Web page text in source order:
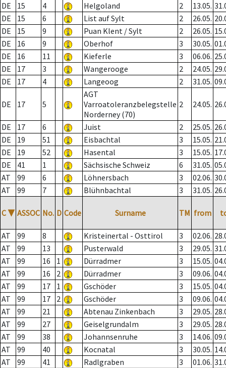
DE
15 4 Helgoland 2 13.05.
DE
15 6 List auf Sylt 2 26.05.
DE
15 9 Puan Klent / Sylt 2 26.05.
DE
16 9 Oberhof 3 30.05.
DE
16 11 Kieferle 3 06.06.
DE
17 3 Wangerooge 2 24.05.
DE
17 4 Langeoog 2 31.05.
DE 17 5
AGT
Varroatoleranzbelegstelle
Norderney (70)
2 24.05.
DE 17 6 Juist 2 25.05.
DE
19 51 Eisbachtal 3 15.05.
DE
19 52 Hasental 3 15.05.
DE
41 1 Sächsische Schweiz 6 31.05.
AT
99 6 Löhnersbach 3 02.06.
AT
99 7 Blühnbachtal 3 31.05.
C ▼ ASSOC No. D Code Surname TM from
AT 99 8 Kristeinertal - Osttirol 3 02.06.
AT
99 13 Pusterwald 3 29.05.
AT
99 16 1 Dürradmer 3 15.05.
AT
99 16 2 Dürradmer 3 09.06.
AT
99 17 1 Gschöder 3 15.05.
AT
99 17 2 Gschöder 3 09.06.
AT
99 21 Abtenau Zinkenbach 3 29.05.
AT
99 27 Geiselgrundalm 3 29.05.
AT
99 38 Johannsenruhe 3 14.06.
AT
99 40 Kocnatal 3 30.05.
AT
99 41 Radlgraben 3 01.06.